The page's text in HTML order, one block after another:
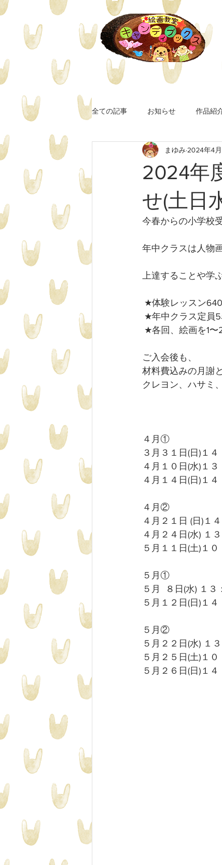
全ての記事 お知らせ 作品紹
2024年
せ(土日
まゆみ 2024年4月
今春からの小学校
年中クラスは人物
上達することや学
★体験レッスン
★年中クラス定員5
★各回、絵画を1〜
ご入会後も、
材料費込みの月謝
クレヨン、ハサミ
４月①
３月３１日(日)１
４月１０日(水)１
４月１４日(日)１
４月②
４月２１日 (日)１
４月２４日(水) １
５月１１日(土)１
５月①
５月  ８日(水) １３
５月１２日(日)１
５月②
５月２２日(水) １
５月２５日(土)１
５月２６日(日)１